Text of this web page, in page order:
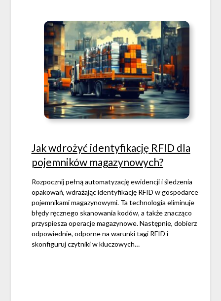
Jak wdrożyć identyfikację RFID dla
pojemników magazynowych?
Rozpocznij pełną automatyzację ewidencji i śledzenia
opakowań, wdrażając identyfikację RFID w gospodarce
pojemnikami magazynowymi. Ta technologia eliminuje
błędy ręcznego skanowania kodów, a także znacząco
przyspiesza operacje magazynowe. Następnie, dobierz
odpowiednie, odporne na warunki tagi RFID i
skonfiguruj czytniki w kluczowych…